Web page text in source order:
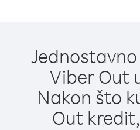
Viber Out
Nakon što
Out